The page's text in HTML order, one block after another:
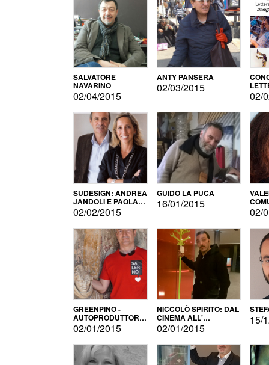
SALVATORE
NAVARINO
02/04/2015
ANTY PANSERA
02/03/2015
02/
SUDESIGN: ANDREA
JANDOLI E PAOLA
PISAPIA
02/02/2015
GUIDO LA PUCA
16/01/2015
02/
GREENPINO -
AUTOPRODUTTORE
PER AMORE
02/01/2015
NICCOLÒ SPIRITO: DAL
CINEMA ALL'
AUTOPRODUZIONE
02/01/2015
15/